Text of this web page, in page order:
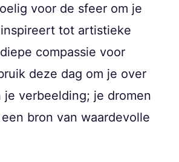
voor de sfeer om je
tot artistieke
compassie voor
deze dag om je over
je verbeelding; je dromen
bron van waardevolle